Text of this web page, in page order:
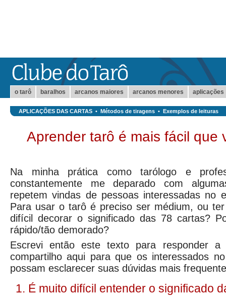
o tarô baralhos arcanos maiores arcanos menores aplicações
APLICAÇÕES DAS CARTAS • Métodos de tiragens • Exemplos de leituras
Aprender tarô é mais fácil que
Na minha prática como tarólogo e
constantemente me deparado com
repetem vindas de pessoas interessadas no
Para usar o tarô é preciso ser médium, ou
difícil decorar o significado das 78 cartas?
rápido/tão demorado?
Escrevi então este texto para responder
compartilho aqui para que os interessados
possam esclarecer suas dúvidas mais
1. É muito difícil entender o significado